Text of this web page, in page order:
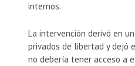
internos.
La intervención derivó en
privados de libertad y dejó
no debería tener acceso a